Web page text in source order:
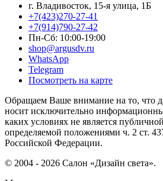
г. Владивосток, 15-я улица, 1Б
+7(423)270-27-41
+7(914)790-27-42
Пн-Сб: 10:00-19:00
shop@argusdv.ru
WhatsApp
Telegram
Посмотреть на карте
Обращаем Ваше внимание на то, что
носит исключительно
каких условиях не является
определяемой положениями ч. 2 ст.
Российской Федерации.
© 2004 - 2026 Салон «Дизайн света».